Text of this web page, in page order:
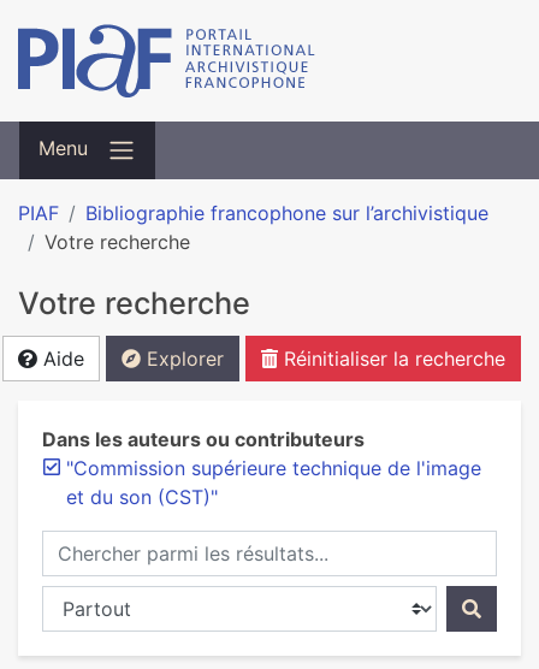
Menu
PIAF
Bibliographie francophone sur l’archivistique
Votre recherche
Votre recherche
Aide Explorer Réinitialiser la recherche
Dans les auteurs ou contributeurs
"Commission supérieure technique de l'image
et du son (CST)"
Chercher parmi les résultats...
Chercher dans...